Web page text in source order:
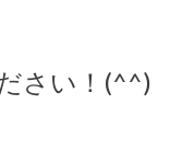
さい！(^^)